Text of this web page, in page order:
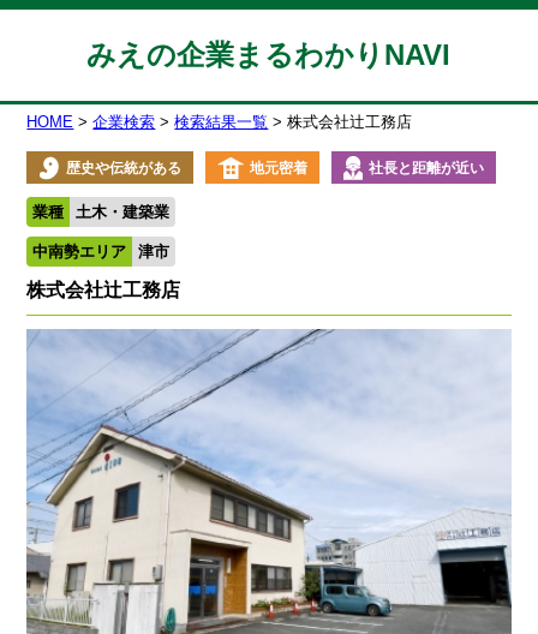
みえの企業まるわかりNAVI
HOME 企業検索 検索結果一覧 株式会社辻󠄀工務店
歴史や伝統がある 地元密着 社長と距離が近い
業種 土木・建築業
中南勢エリア 津市
株式会社辻󠄀工務店